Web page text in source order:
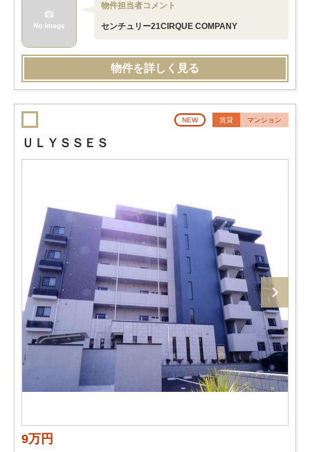
物件担当者コメント
センチュリー21CIRQUE COMPANY
物件を詳しく見る
NEW 賃貸 マンション
ＵＬＹＳＳＥＳ
9万円